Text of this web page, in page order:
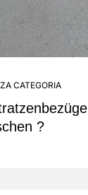
CATEGORIA
?